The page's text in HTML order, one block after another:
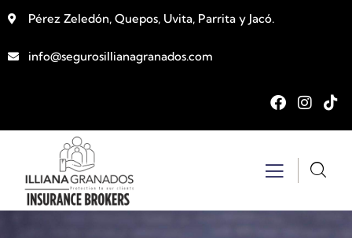
Pérez Zeledón, Quepos, Uvita, Parrita y Jacó.
info@segurosillianagranados.com